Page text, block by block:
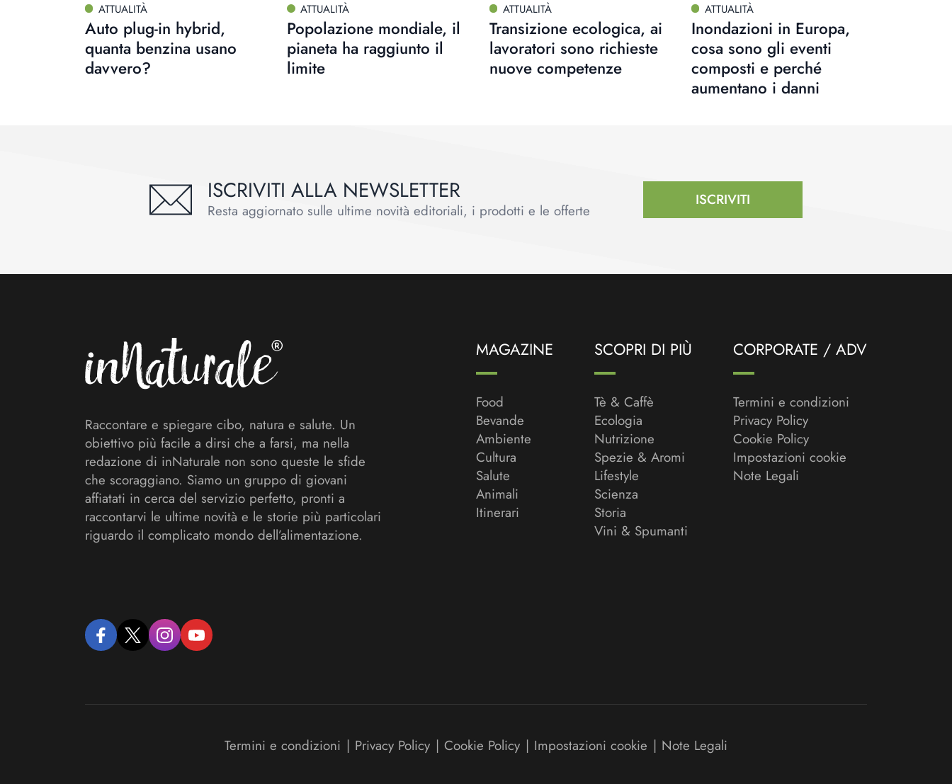
ATTUALITÀ
Auto plug-in hybrid,
quanta benzina usano
davvero?
ATTUALITÀ
Popolazione mondiale, il
pianeta ha raggiunto il
limite
ATTUALITÀ
Transizione ecologica, ai
lavoratori sono richieste
nuove competenze
ATTUALITÀ
Inondazioni in Europa,
cosa sono gli eventi
composti e perché
aumentano i danni
ISCRIVITI ALLA NEWSLETTER
Resta aggiornato sulle ultime novità editoriali, i prodotti e le offerte
ISCRIVITI
Raccontare e spiegare cibo, natura e salute. Un
obiettivo più facile a dirsi che a farsi, ma nella
redazione di inNaturale non sono queste le sfide
che scoraggiano. Siamo un gruppo di giovani
affiatati in cerca del servizio perfetto, pronti a
raccontarvi le ultime novità e le storie più particolari
riguardo il complicato mondo dell’alimentazione.
facebooktwitter instagramyoutube
MAGAZINE
Food
Bevande
Ambiente
Cultura
Salute
Animali
Itinerari
SCOPRI DI PIÙ
Tè & Caffè
Ecologia
Nutrizione
Spezie & Aromi
Lifestyle
Scienza
Storia
Vini & Spumanti
CORPORATE / ADV
Termini e condizioni
Privacy Policy
Cookie Policy
Impostazioni cookie
Note Legali
Termini e condizioni | Privacy Policy | Cookie Policy | Impostazioni cookie | Note Legali